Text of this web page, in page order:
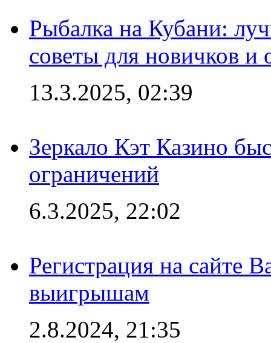
Рыбалка на Кубани:
советы для новичков
13.3.2025, 02:39
Зеркало Кэт Казино
ограничений
6.3.2025, 22:02
Регистрация на сайте
выигрышам
2.8.2024, 21:35